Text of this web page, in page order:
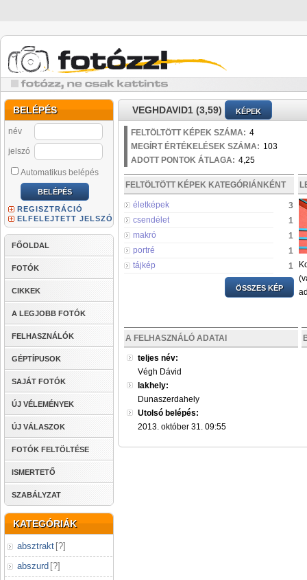
BELÉPÉS
név
jelszó
Automatikus belépés
REGISZTRÁCIÓ
ELFELEJTETT JELSZÓ
FŐOLDAL
FOTÓK
CIKKEK
A LEGJOBB FOTÓK
FELHASZNÁLÓK
GÉPTÍPUSOK
SAJÁT FOTÓK
ÚJ VÉLEMÉNYEK
ÚJ VÁLASZOK
FOTÓK FELTÖLTÉSE
ISMERTETŐ
SZABÁLYZAT
KATEGÓRIÁK
absztrakt [?]
abszurd [?]
VEGHDAVID1 (3,59) KÉPEK
FELTÖLTÖTT KÉPEK SZÁMA: 4
MEGÍRT ÉRTÉKELÉSEK SZÁMA: 103
ADOTT PONTOK ÁTLAGA: 4,25
FELTÖLTÖTT KÉPEK KATEGÓRIÁNKÉNT
életképek
3
csendélet
1
makró
1
portré
1
tájkép
1
ÖSSZES KÉP
A FELHASZNÁLÓ ADATAI
teljes név:
Végh Dávid
lakhely:
Dunaszerdahely
Utolsó belépés:
2013. október 31. 09:55